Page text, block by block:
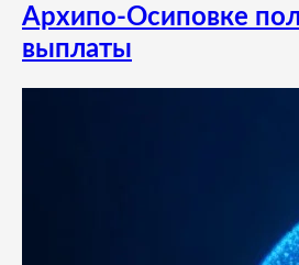
Архипо-Осиповке
выплаты